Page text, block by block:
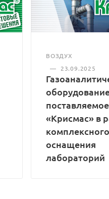
ВОЗДУХ
—
23.09.2025
«Крисмас» в
комплексного
оснащения
лабораторий